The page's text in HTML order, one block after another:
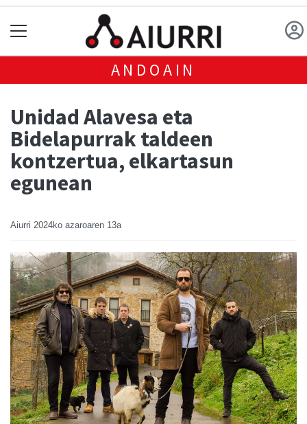
ANDOAIN
Unidad Alavesa eta
Bidelapurrak taldeen
kontzertua, elkartasun
egunean
Aiurri 2024ko azaroaren 13a